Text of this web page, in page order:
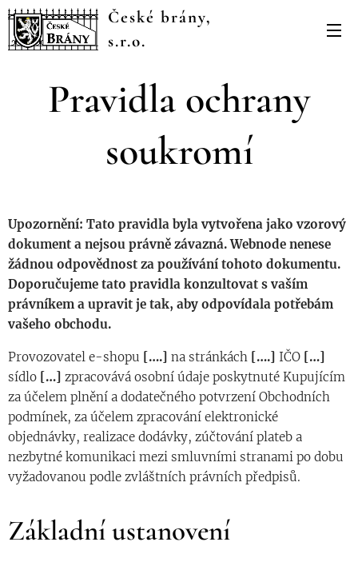
České brány,
s.r.o.
Pravidla ochrany
soukromí
Upozornění: Tato pravidla byla vytvořena jako vzorový
dokument a nejsou právně závazná. Webnode nenese
žádnou odpovědnost za používání tohoto dokumentu.
Doporučujeme tato pravidla konzultovat s vaším
právníkem a upravit je tak, aby odpovídala potřebám
vašeho obchodu.
Provozovatel e-shopu [….] na stránkách [….] IČO […]
sídlo […] zpracovává osobní údaje poskytnuté Kupujícím
za účelem plnění a dodatečného potvrzení Obchodních
podmínek, za účelem zpracování elektronické
objednávky, realizace dodávky, zúčtování plateb a
nezbytné komunikaci mezi smluvními stranami po dobu
vyžadovanou podle zvláštních právních předpisů.
Základní ustanovení